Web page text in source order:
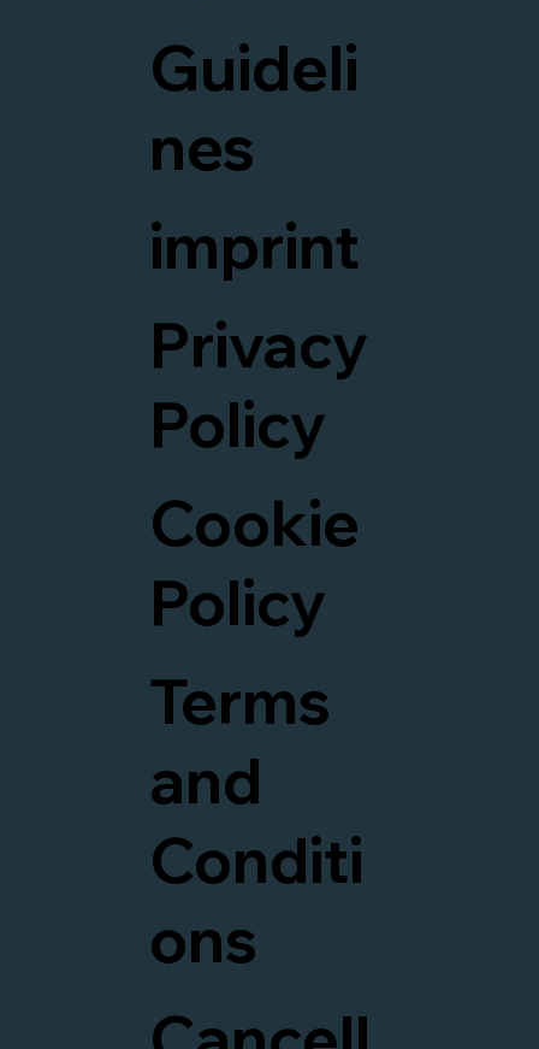
Guideli
nes
imprint
Privacy
Policy
Cookie
Policy
Terms
and
Conditi
ons